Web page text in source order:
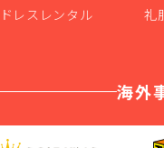
ドレスレンタル 礼
海外